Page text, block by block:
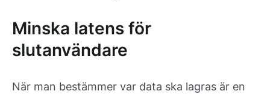
Minska latens för
slutanvändare
När man bestämmer var data ska lagras är en